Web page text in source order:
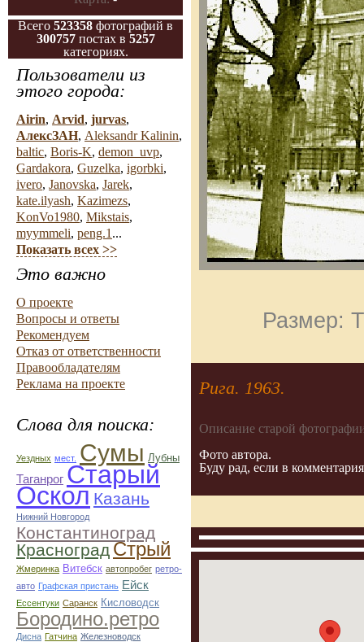
Всего 523358 фотографий в
300757постах в 5257
категориях.
Пользователи из
этого города:
Airin, Arvid, jurvas,
АлексЗАН, Aleksandr Kalinin,
baltic, Boris-K, demon_uvp,
Gardakora, Guzelka, igorbki,
ivero, Janovska, Jarek,
kate.ilyash, Kazimezs,
KonVo1980, Mikstais,
myymmeli, peng.1 ...
Показать всех >>
Это важно
О проекте
Вопросы и ответы
Рекомендуем
Отказ от ответственности
Правообладателям
Реклама на проекте
Слова для поиска:
Уездных мест. Сумы Лубны
Таганрог Старый
Оскол Казань
Нижний Новгород
Константиноград
КрасноградСтрый
Жмеринка Витебск автопробег ретро-
авто Графская пристань Ейск
Ессентуки Саранск Кисловодск
Бородино.ретро
Дисна Гатчина Железноводск
Размер:
Рига. 1963.
Описание старой
Фото автора.
Буду рад, если в